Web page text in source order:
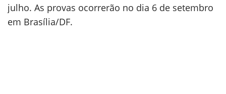
julho. As provas ocorrerão no dia 6 de setembro
em Brasília/DF.